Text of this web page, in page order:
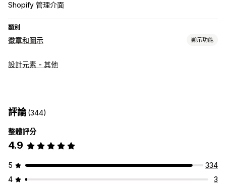
Shopify 管理介面
類別
徽章和圖示 顯示功能
圖示類型
邊界
顏色
圖示位置
自動排列
設計元素 - 其他
評論(344)
整體評分
4.9
5
334
4
3